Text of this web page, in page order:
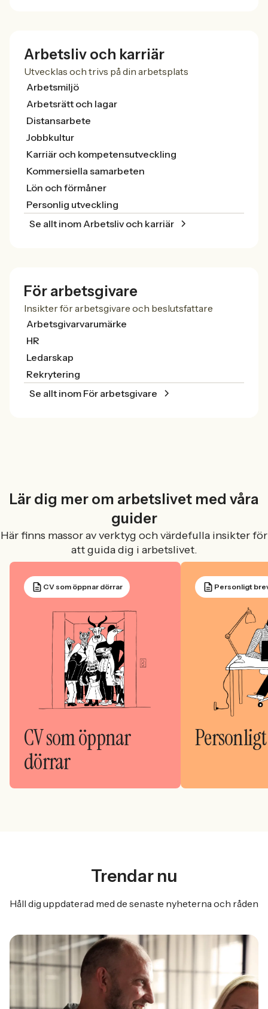
Arbetsliv och karriär
Utvecklas och trivs på din arbetsplats
Arbetsmiljö
Arbetsrätt och lagar
Distansarbete
Jobbkultur
Karriär och kompetensutveckling
Kommersiella samarbeten
Lön och förmåner
Personlig utveckling
Se allt inom Arbetsliv och karriär
För arbetsgivare
Insikter för arbetsgivare och beslutsfattare
Arbetsgivarvarumärke
HR
Ledarskap
Rekrytering
Se allt inom För arbetsgivare
Lär dig mer om arbetslivet med våra
guider
Här finns massor av verktyg och värdefulla insikter för
att guida dig i arbetslivet.
CV som öppnar dörrar
CV som öppnar
dörrar
Personligt
Trendar nu
Håll dig uppdaterad med de senaste nyheterna och råden